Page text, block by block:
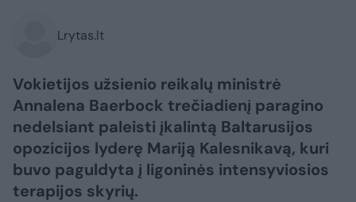
Lrytas.lt
Vokietijos užsienio reikalų ministrė
Annalena Baerbock trečiadienį paragino
nedelsiant paleisti įkalintą Baltarusijos
opozicijos lyderę Mariją Kalesnikavą, kuri
buvo paguldyta į ligoninės intensyviosios
terapijos skyrių.